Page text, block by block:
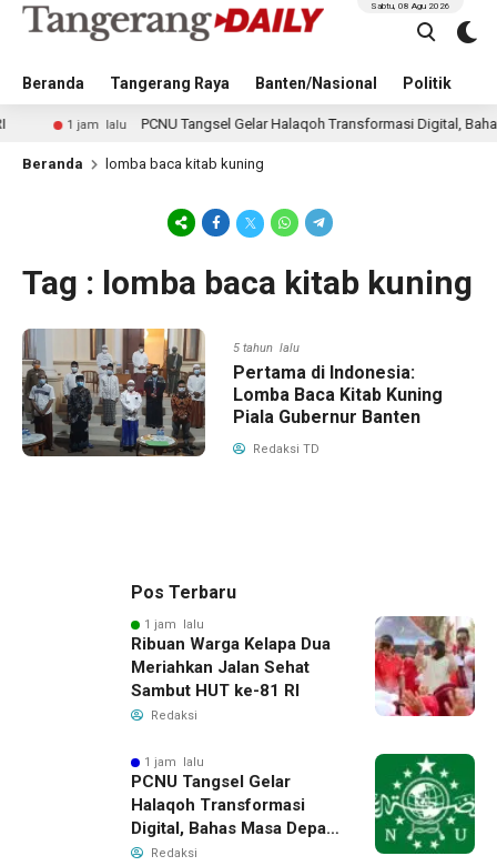
Beranda Tangerang Raya Banten/Nasional Politik
Sabtu, 08 Agu 2026
1 jam lalu PCNU Tangsel Gelar Halaqoh Transformasi Digital, Bahas
Beranda lomba baca kitab kuning
Tag : lomba baca kitab kuning
5 tahun lalu
Pertama di Indonesia:
Lomba Baca Kitab Kuning
Piala Gubernur Banten
Redaksi TD
Pos Terbaru
1 jam lalu
Ribuan Warga Kelapa Dua
Meriahkan Jalan Sehat
Sambut HUT ke-81 RI
Redaksi
1 jam lalu
PCNU Tangsel Gelar
Halaqoh Transformasi
Digital, Bahas Masa Depan
NU di Era Disrupsi
Redaksi